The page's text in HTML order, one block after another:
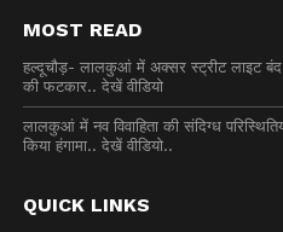
MOST READ
हल्दूचौड़- लालकुआं में अक्सर स्ट्रीट लाइट बंद
की फटकार.. देखें वीडियो
लालकुआं में नव विवाहिता की संदिग्ध
किया हंगामा.. देखें वीडियो..
QUICK LINKS